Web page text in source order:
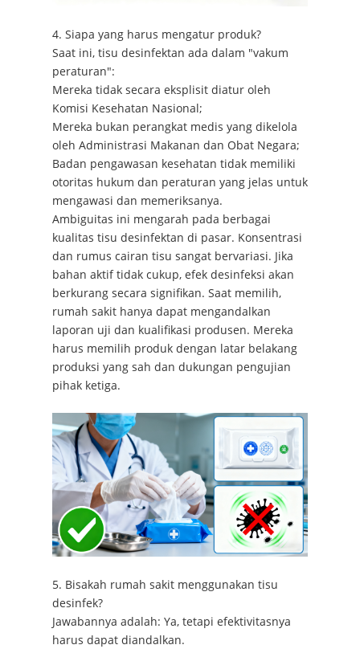
4. Siapa yang harus mengatur produk?
Saat ini, tisu desinfektan ada dalam "vakum
peraturan":
Mereka tidak secara eksplisit diatur oleh
Komisi Kesehatan Nasional;
Mereka bukan perangkat medis yang dikelola
oleh Administrasi Makanan dan Obat Negara;
Badan pengawasan kesehatan tidak memiliki
otoritas hukum dan peraturan yang jelas untuk
mengawasi dan memeriksanya.
Ambiguitas ini mengarah pada berbagai
kualitas tisu desinfektan di pasar. Konsentrasi
dan rumus cairan tisu sangat bervariasi. Jika
bahan aktif tidak cukup, efek desinfeksi akan
berkurang secara signifikan. Saat memilih,
rumah sakit hanya dapat mengandalkan
laporan uji dan kualifikasi produsen. Mereka
harus memilih produk dengan latar belakang
produksi yang sah dan dukungan pengujian
pihak ketiga.
5. Bisakah rumah sakit menggunakan tisu
desinfek?
Jawabannya adalah: Ya, tetapi efektivitasnya
harus dapat diandalkan.